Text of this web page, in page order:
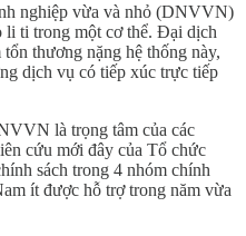
nghiệp vừa và nhỏ (DNVVN)
li ti trong một cơ thể. Đại dịch
thương nặng hệ thống này,
dịch vụ có tiếp xúc trực tiếp
là trọng tâm của các
cứu mới đây của Tổ chức
sách trong 4 nhóm chính
ít được hỗ trợ trong năm vừa